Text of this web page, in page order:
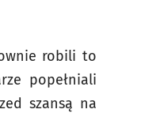
robili to
popełniali
szansą na